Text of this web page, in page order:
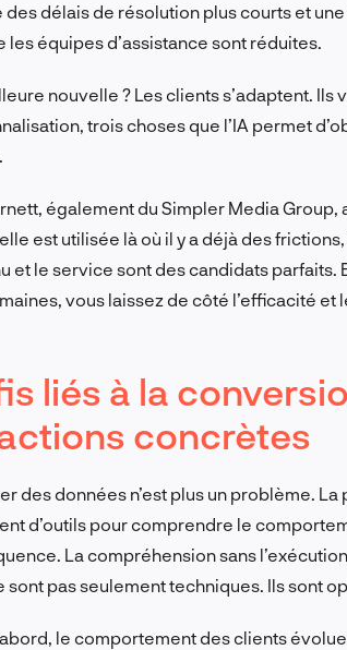
des délais de résolution plus courts et
les équipes d’assistance sont réduites.
nouvelle ? Les clients s’adaptent.
trois choses que l’IA permet
également du Simpler Media Group,
est utilisée là où il y a déjà des
et le service sont des candidats parfaits.
vous laissez de côté l’efficacité et
liés à la
concrètes
des données n’est plus un problème.
d’outils pour comprendre le
La compréhension sans
sont pas seulement techniques. Ils sont
le comportement des clients